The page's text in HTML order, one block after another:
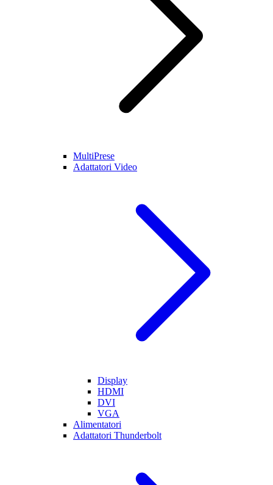
MultiPrese
Adattatori Video
Display
HDMI
DVI
VGA
Alimentatori
Adattatori Thunderbolt